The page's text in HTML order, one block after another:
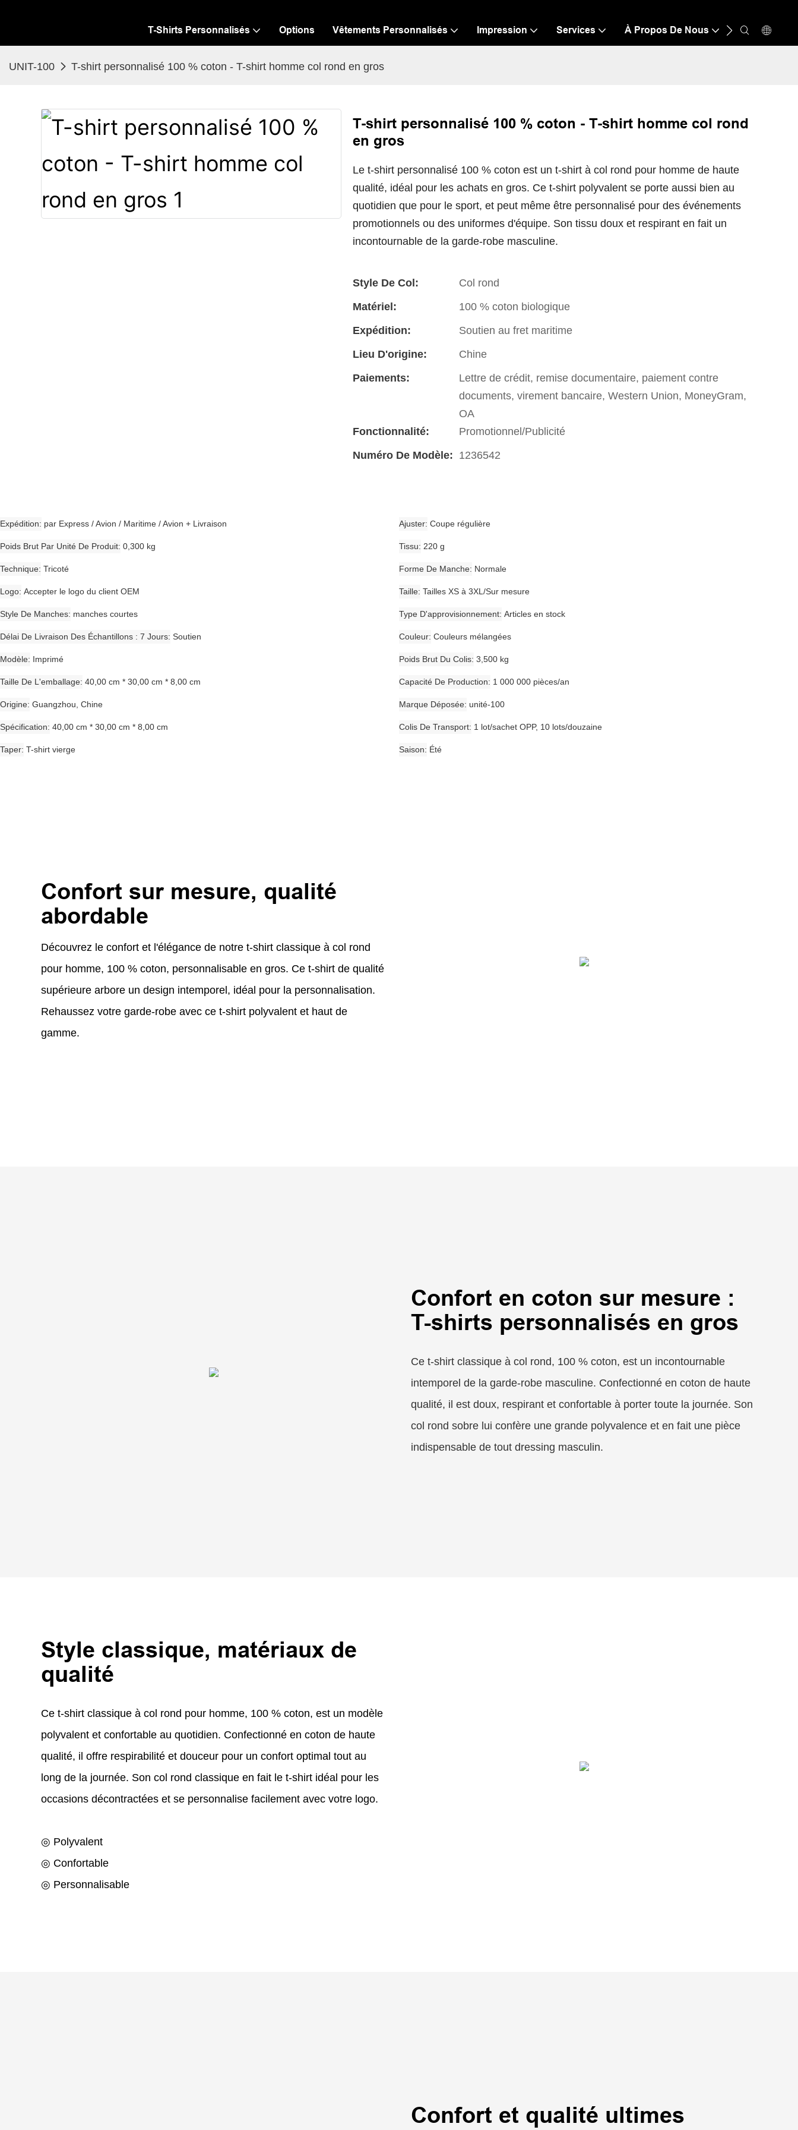
T-Shirts Personnalisés Options Vêtements Personnalisés Impression Services À Propos De Nous Ressource
UNIT-100 T-shirt personnalisé 100 % coton - T-shirt homme col rond en gros
T-shirt personnalisé 100 % coton - T-shirt homme col rond
en gros
Le t-shirt personnalisé 100 % coton est un t-shirt à col rond pour homme de haute
qualité, idéal pour les achats en gros. Ce t-shirt polyvalent se porte aussi bien au
quotidien que pour le sport, et peut même être personnalisé pour des événements
promotionnels ou des uniformes d'équipe. Son tissu doux et respirant en fait un
incontournable de la garde-robe masculine.
Style De Col:
Col rond
Matériel:
100 % coton biologique
Expédition:
Soutien au fret maritime
Lieu D'origine:
Chine
Paiements:
Lettre de crédit, remise documentaire, paiement contre
documents, virement bancaire, Western Union, MoneyGram,
OA
Fonctionnalité:
Promotionnel/Publicité
Numéro De Modèle: 1236542
Expédition par Express / Avion / Maritime / Avion + Livraison Ajuster Coupe régulière
Poids Brut Par Unité De Produit 0,300 kg Tissu 220 g
Technique Tricoté Forme De Manche Normale
Logo Accepter le logo du client OEM Taille Tailles XS à 3XL/Sur mesure
Style De Manches manches courtes Type D'approvisionnement Articles en stock
Délai De Livraison Des Échantillons : 7 Jours Soutien Couleur Couleurs mélangées
Modèle Imprimé Poids Brut Du Colis 3,500 kg
Taille De L'emballage 40,00 cm * 30,00 cm * 8,00 cm Capacité De Production 1 000 000 pièces/an
Origine Guangzhou, Chine Marque Déposée unité-100
Spécification 40,00 cm * 30,00 cm * 8,00 cm Colis De Transport 1 lot/sachet OPP, 10 lots/douzaine
Taper T-shirt vierge Saison Été
Confort sur mesure, qualité
abordable
Découvrez le confort et l'élégance de notre t-shirt classique à col rond
pour homme, 100 % coton, personnalisable en gros. Ce t-shirt de qualité
supérieure arbore un design intemporel, idéal pour la personnalisation.
Rehaussez votre garde-robe avec ce t-shirt polyvalent et haut de
gamme.
Confort en coton sur mesure :
T-shirts personnalisés en gros
Ce t-shirt classique à col rond, 100 % coton, est un incontournable
intemporel de la garde-robe masculine. Confectionné en coton de haute
qualité, il est doux, respirant et confortable à porter toute la journée. Son
col rond sobre lui confère une grande polyvalence et en fait une pièce
indispensable de tout dressing masculin.
Style classique, matériaux de
qualité
Ce t-shirt classique à col rond pour homme, 100 % coton, est un modèle
polyvalent et confortable au quotidien. Confectionné en coton de haute
qualité, il offre respirabilité et douceur pour un confort optimal tout au
long de la journée. Son col rond classique en fait le t-shirt idéal pour les
occasions décontractées et se personnalise facilement avec votre logo.
◎ Polyvalent
◎ Confortable
◎ Personnalisable
Confort et qualité ultimes